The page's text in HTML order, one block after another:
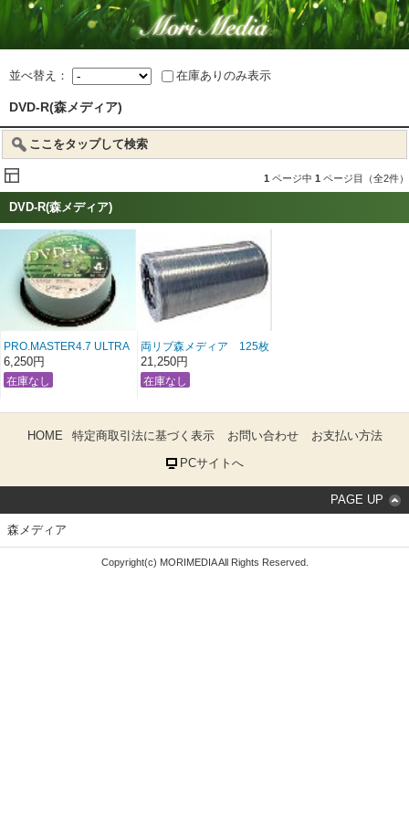
並べ替え： 在庫ありのみ表示
DVD-R(森メディア)
ここをタップして検索
1 ページ中 1 ページ目（全2件）
DVD-R(森メディア)
PRO.MASTER4.7 ULTRA
HARD COAT 25枚
(CPRM対応)
6,250円
両リブ森メディア 125枚
シュリンク(業務仕様) サ
ポート用放出
21,250円
HOME 特定商取引法に基づく表示 お問い合わせ
お支払い方法
PCサイトへ
PAGE UP
森メディア
Copyright(c) MORIMEDIA All Rights Reserved.